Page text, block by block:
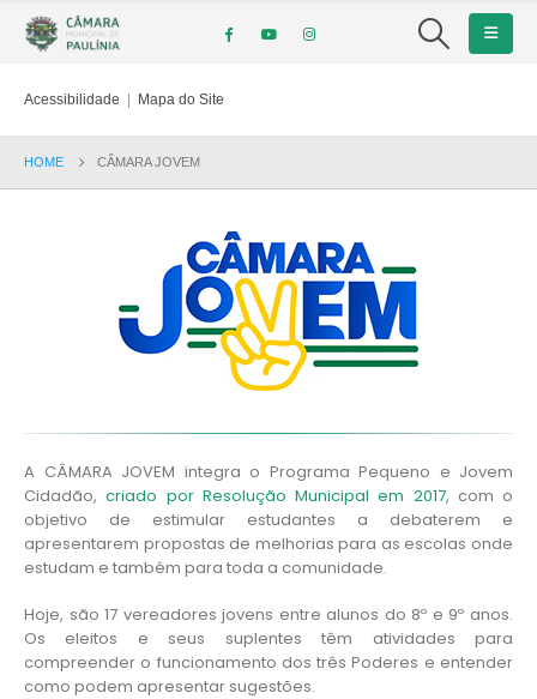
Acessibilidade | Mapa do Site
HOME CÂMARA JOVEM
A CÂMARA JOVEM integra o Programa Pequeno e Jovem
Cidadão,criado por Resolução Municipal em 2017, com o
objetivo de estimular estudantes a debaterem e
apresentarem propostas de melhorias para as escolas onde
estudam e também para toda a comunidade.
Hoje, são 17 vereadores jovens entre alunos do 8º e 9º anos.
Os eleitos e seus suplentes têm atividades para
compreender o funcionamento dos três Poderes e entender
como podem apresentar sugestões.